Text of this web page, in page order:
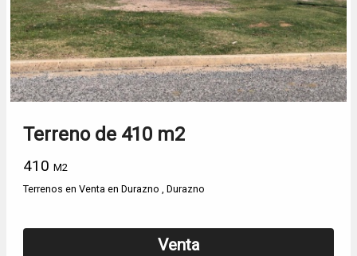
Terreno de 410 m2
410 M2
Terrenos en Venta en Durazno , Durazno
Venta